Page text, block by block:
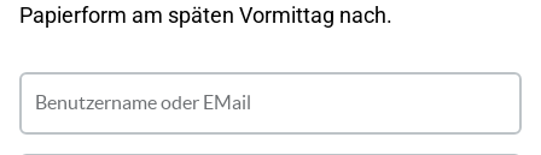
Papierform am späten Vormittag nach.
Benutzername oder EMail